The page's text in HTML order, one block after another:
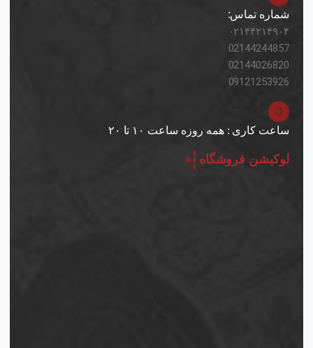
شماره تماس:
۰۲۱۴۴۲۱۴۹۰۴
02144244857
02144026820
09121253926
ساعت کاری : همه روزه ساعت ۱۰ تا ۲۰
لوکیشن فروشگاه